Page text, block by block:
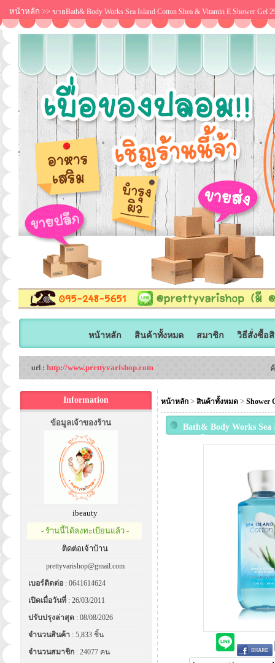
หน้าหลัก >> ขายBath& Body Works Sea Island Cotton Shea & Vitamin E
หน้าหลัก สินค้าทั้งหมด สมาชิก วิธีสั่งซื้อ
url : http://www.prettyvarishop.com
Information
ข้อมูลเจ้าของร้าน
ibeauty
- ร้านนี้ได้ลงทะเบียนแล้ว -
ติดต่อเจ้าบ้าน
prettyvarishop@gmail.com
เบอร์ติดต่อ : 0641614624
เปิดเมื่อวันที่ : 26/03/2011
ปรับปรุงล่าสุด : 08/08/2026
จำนวนสินค้า : 5,833 ชิ้น
จำนวนสมาชิก : 24077 คน
หน้าหลัก > สินค้าทั้งหมด > Shower
Bath& Body Works